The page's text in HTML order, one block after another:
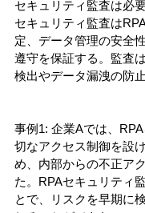
セキュリティ監査は必
セキュリティ監査は
定、データ管理の安全
遵守を保証する。監査
検出やデータ漏洩の防
事例1: 企業Aでは、
切なアクセス制御を設
め、内部からの不正ア
た。RPAセキュリティ
とで、リスクを早期に